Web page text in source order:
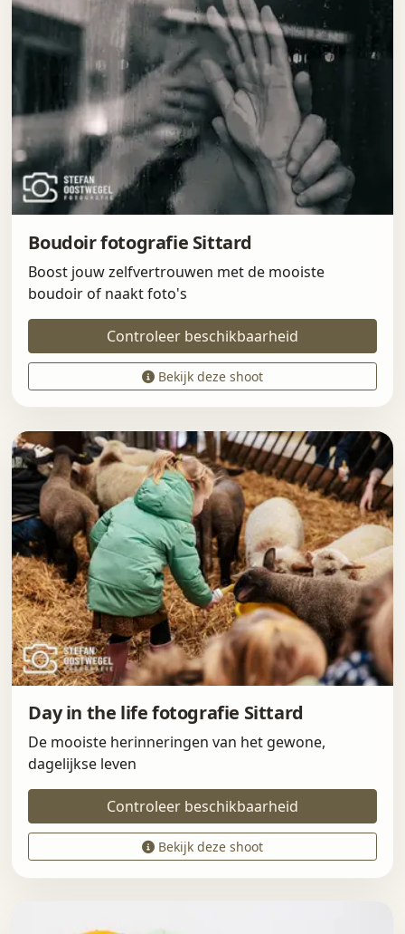
Boudoir fotografie Sittard
Boost jouw zelfvertrouwen met de mooiste
boudoir of naakt foto's
Controleer beschikbaarheid
Bekijk deze shoot
Day in the life fotografie Sittard
De mooiste herinneringen van het gewone,
dagelijkse leven
Controleer beschikbaarheid
Bekijk deze shoot